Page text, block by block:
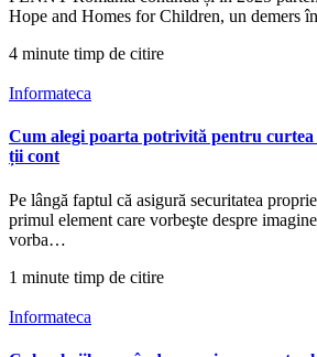
Hope and Homes for Children, un demers
4 minute timp de citire
Informateca
Cum alegi poarta potrivită pentru curtea
ții cont
Pe lângă faptul că asigură securitatea
primul element care vorbeşte despre
vorba…
1 minute timp de citire
Informateca